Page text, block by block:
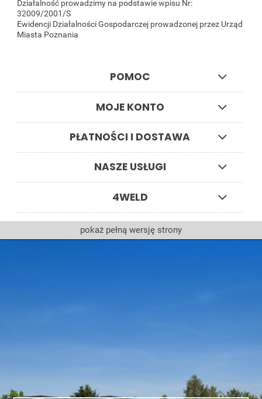
Działalność prowadzimy na podstawie wpisu Nr:
32009/2001/S
Ewidencji Działalności Gospodarczej prowadzonej przez Urząd
Miasta Poznania
POMOC
MOJE KONTO
PŁATNOŚCI I DOSTAWA
NASZE USŁUGI
4WELD
pokaż pełną wersję strony